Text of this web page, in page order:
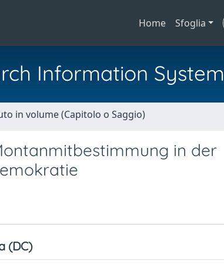
Home Sfoglia
Information System
in volume (Capitolo o Saggio)
in der
(DC)